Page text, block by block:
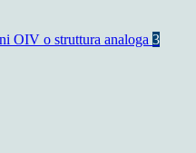
OIV o struttura analoga 3